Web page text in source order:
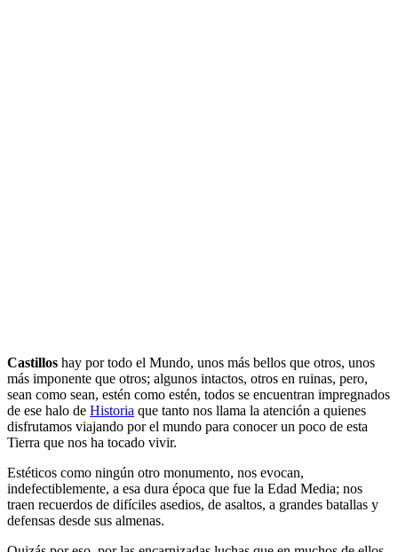
Castillos hay por todo el Mundo, unos más bellos que otros, unos
más imponente que otros; algunos intactos, otros en ruinas, pero,
sean como sean, estén como estén, todos se encuentran impregnados
de ese halo de Historia que tanto nos llama la atención a quienes
disfrutamos viajando por el mundo para conocer un poco de esta
Tierra que nos ha tocado vivir.
Estéticos como ningún otro monumento, nos evocan,
indefectiblemente, a esa dura época que fue la Edad Media; nos
traen recuerdos de difíciles asedios, de asaltos, a grandes batallas y
defensas desde sus almenas.